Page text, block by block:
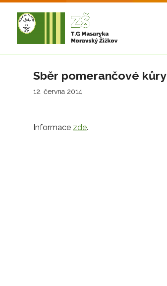
Sběr pomerančové kůry
12. června 2014
Informace zde.